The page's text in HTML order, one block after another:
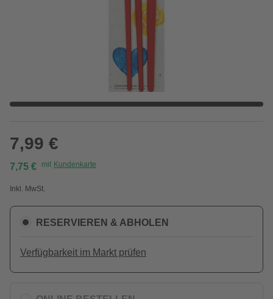
7,99 €
7,75 € mit Kundenkarte
Inkl. MwSt.
RESERVIEREN & ABHOLEN
Verfügbarkeit im Markt prüfen